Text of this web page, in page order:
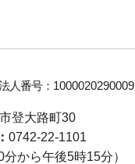
人番号： 1000020290009
登大路町30
0742-22-1101
分から午後5時15分）